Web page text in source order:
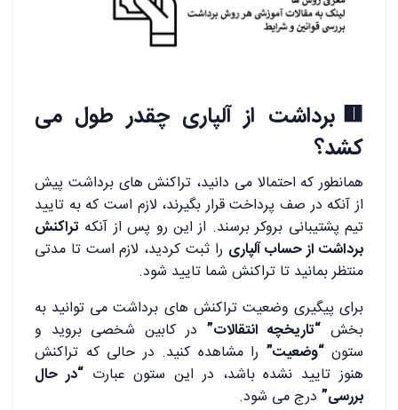
🟥برداشت از آلپاری چقدر طول می
کشد؟
همانطور که احتمالا می دانید، تراکنش های برداشت پیش
از آنکه در صف پرداخت قرار بگیرند، لازم است که به تایید
تیم پشتیبانی بروکر برسند. از این رو پس از آنکه تراکنش
برداشت از حساب آلپاری را ثبت کردید، لازم است تا مدتی
منتظر بمانید تا تراکنش شما تایید شود.
برای پیگیری وضعیت تراکنش های برداشت می توانید به
بخش “تاریخچه انتقالات” در کابین شخصی بروید و
ستون“وضعیت” را مشاهده کنید. در حالی که تراکنش
هنوز تایید نشده باشد، در این ستون عبارت“در حال
بررسی” درج می شود.